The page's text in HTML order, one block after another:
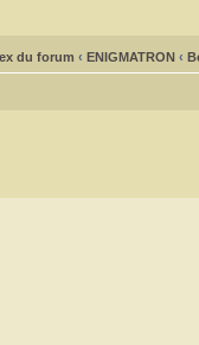
du forum ‹ ENIGMATRON ‹